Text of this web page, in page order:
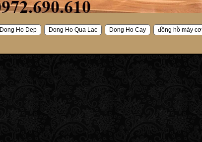
Dong Ho Dep Dong Ho Qua Lac Dong Ho Cay đồng hồ máy cơ